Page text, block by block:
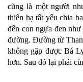
cũng là một người
thiên hạ tất yếu chia
đến con ngựa đen
đường. Đường từ
không gặp được Bá
hơn. Sau đó lại phải